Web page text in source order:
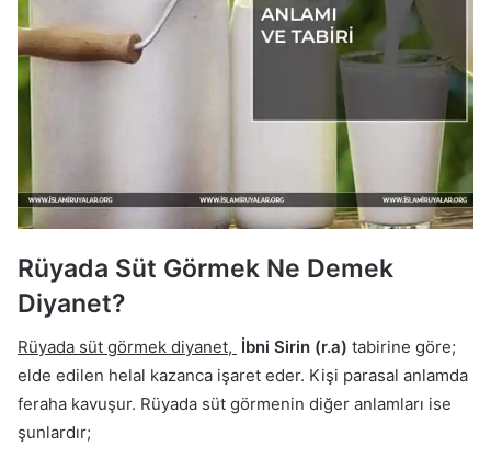
Rüyada Süt Görmek Ne Demek
Diyanet?
Rüyada süt görmek diyanet, İbni Sirin (r.a) tabirine göre;
elde edilen helal kazanca işaret eder. Kişi parasal anlamda
feraha kavuşur. Rüyada süt görmenin diğer anlamları ise
şunlardır;